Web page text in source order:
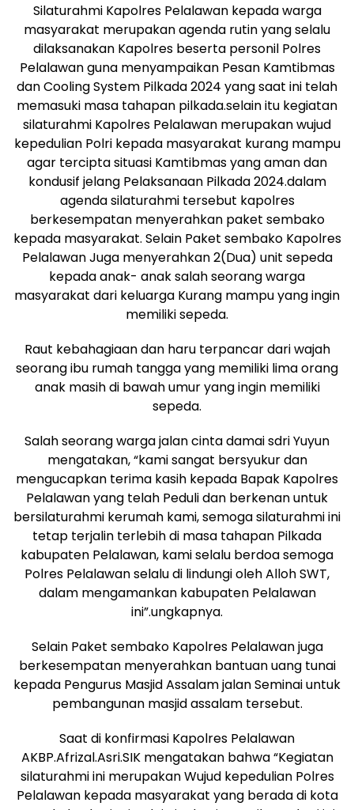
Silaturahmi Kapolres Pelalawan kepada warga
masyarakat merupakan agenda rutin yang selalu
dilaksanakan Kapolres beserta personil Polres
Pelalawan guna menyampaikan Pesan Kamtibmas
dan Cooling System Pilkada 2024 yang saat ini telah
memasuki masa tahapan pilkada.selain itu kegiatan
silaturahmi Kapolres Pelalawan merupakan wujud
kepedulian Polri kepada masyarakat kurang mampu
agar tercipta situasi Kamtibmas yang aman dan
kondusif jelang Pelaksanaan Pilkada 2024.dalam
agenda silaturahmi tersebut kapolres
berkesempatan menyerahkan paket sembako
kepada masyarakat. Selain Paket sembako Kapolres
Pelalawan Juga menyerahkan 2(Dua) unit sepeda
kepada anak- anak salah seorang warga
masyarakat dari keluarga Kurang mampu yang ingin
memiliki sepeda.
Raut kebahagiaan dan haru terpancar dari wajah
seorang ibu rumah tangga yang memiliki lima orang
anak masih di bawah umur yang ingin memiliki
sepeda.
Salah seorang warga jalan cinta damai sdri Yuyun
mengatakan, “kami sangat bersyukur dan
mengucapkan terima kasih kepada Bapak Kapolres
Pelalawan yang telah Peduli dan berkenan untuk
bersilaturahmi kerumah kami, semoga silaturahmi ini
tetap terjalin terlebih di masa tahapan Pilkada
kabupaten Pelalawan, kami selalu berdoa semoga
Polres Pelalawan selalu di lindungi oleh Alloh SWT,
dalam mengamankan kabupaten Pelalawan
ini”.ungkapnya.
Selain Paket sembako Kapolres Pelalawan juga
berkesempatan menyerahkan bantuan uang tunai
kepada Pengurus Masjid Assalam jalan Seminai untuk
pembangunan masjid assalam tersebut.
Saat di konfirmasi Kapolres Pelalawan
AKBP.Afrizal.Asri.SIK mengatakan bahwa “Kegiatan
silaturahmi ini merupakan Wujud kepedulian Polres
Pelalawan kepada masyarakat yang berada di kota